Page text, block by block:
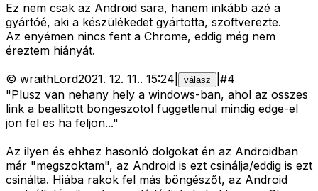
Ez nem csak az Android sara, hanem inkább azé a
gyártóé, aki a készülékedet gyártotta, szoftverezte.
Az enyémen nincs fent a Chrome, eddig még nem
éreztem hiányát.
© wraithLord2021. 12. 11.. 15:24 válasz #4
"Plusz van nehany hely a windows-ban, ahol az osszes
link a beallitott bongeszotol fuggetlenul mindig edge-el
jon fel es ha feljon..."
Az ilyen és ehhez hasonló dolgokat én az Androidban
már "megszoktam", az Android is ezt csinálja/eddig is ezt
csinálta. Hiába rakok fel más böngészőt, az Android